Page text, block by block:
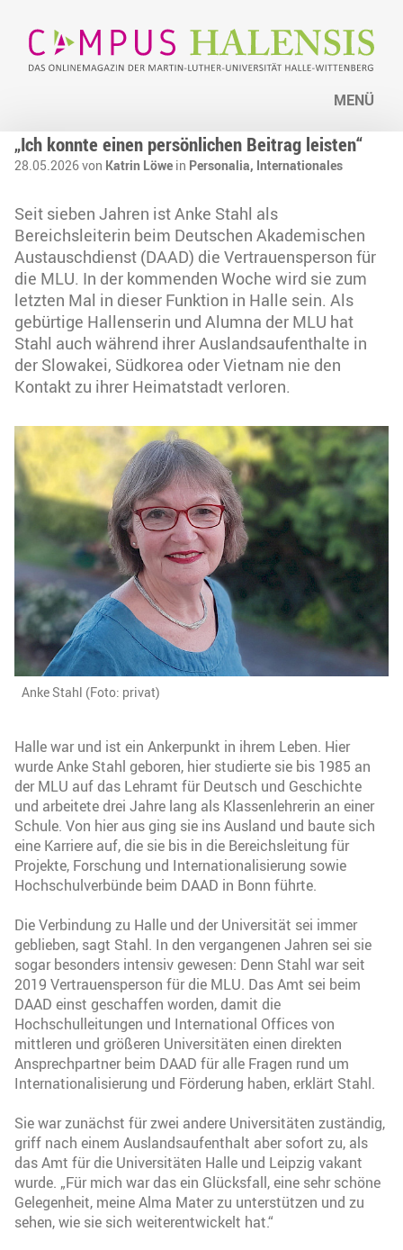
MENÜ
„Ich konnte einen persönlichen Beitrag leisten“
28.05.2026 von Katrin Löwe in Personalia, Internationales
Seit sieben Jahren ist Anke Stahl als
Bereichsleiterin beim Deutschen Akademischen
Austauschdienst (DAAD) die Vertrauensperson für
die MLU. In der kommenden Woche wird sie zum
letzten Mal in dieser Funktion in Halle sein. Als
gebürtige Hallenserin und Alumna der MLU hat
Stahl auch während ihrer Auslandsaufenthalte in
der Slowakei, Südkorea oder Vietnam nie den
Kontakt zu ihrer Heimatstadt verloren.
Anke Stahl (Foto: privat)
Halle war und ist ein Ankerpunkt in ihrem Leben. Hier
wurde Anke Stahl geboren, hier studierte sie bis 1985 an
der MLU auf das Lehramt für Deutsch und Geschichte
und arbeitete drei Jahre lang als Klassenlehrerin an einer
Schule. Von hier aus ging sie ins Ausland und baute sich
eine Karriere auf, die sie bis in die Bereichsleitung für
Projekte, Forschung und Internationalisierung sowie
Hochschulverbünde beim DAAD in Bonn führte.
Die Verbindung zu Halle und der Universität sei immer
geblieben, sagt Stahl. In den vergangenen Jahren sei sie
sogar besonders intensiv gewesen: Denn Stahl war seit
2019 Vertrauensperson für die MLU. Das Amt sei beim
DAAD einst geschaffen worden, damit die
Hochschulleitungen und International Offices von
mittleren und größeren Universitäten einen direkten
Ansprechpartner beim DAAD für alle Fragen rund um
Internationalisierung und Förderung haben, erklärt Stahl.
Sie war zunächst für zwei andere Universitäten zuständig,
griff nach einem Auslandsaufenthalt aber sofort zu, als
das Amt für die Universitäten Halle und Leipzig vakant
wurde. „Für mich war das ein Glücksfall, eine sehr schöne
Gelegenheit, meine Alma Mater zu unterstützen und zu
sehen, wie sie sich weiterentwickelt hat.“